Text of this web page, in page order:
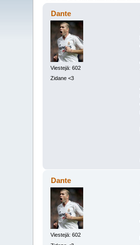
Dante
Viestejä: 602
Zidane <3
Dante
Viestejä: 602